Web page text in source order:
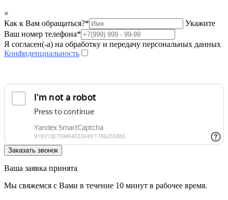
×
Как к Вам обращаться?*
Укажите
Ваш номер телефона*
Я согласен(-а) на обработку и передачу персональных данных
Конфиденциальность
Ваша заявка принята
Мы свяжемся с Вами в течение 10 минут в рабочее время.